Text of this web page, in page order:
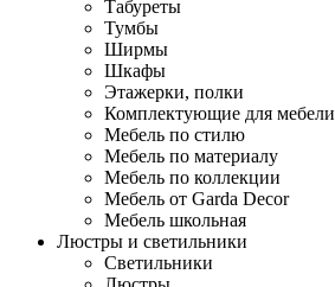
Табуреты
Тумбы
Ширмы
Шкафы
Этажерки, полки
Комплектующие для мебели
Мебель по стилю
Мебель по материалу
Мебель по коллекции
Мебель от Garda Decor
Мебель школьная
Люстры и светильники
Светильники